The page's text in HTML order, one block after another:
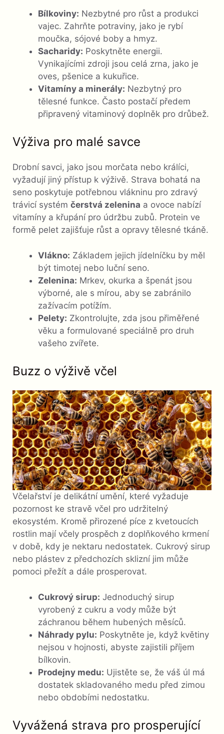
Bílkoviny: Nezbytné pro růst a produkci
vajec. Zahrňte potraviny, jako je rybí
moučka, sójové boby a hmyz.
Sacharidy: Poskytněte energii.
Vynikajícími zdroji jsou celá zrna, jako je
oves, pšenice a kukuřice.
Vitamíny a minerály: Nezbytný pro
tělesné funkce. Často postačí předem
připravený vitaminový doplněk pro drůbež.
Výživa pro malé savce
Drobní savci, jako jsou morčata nebo králíci,
vyžadují jiný přístup k výživě. Strava bohatá na
seno poskytuje potřebnou vlákninu pro zdravý
trávicí systém čerstvá zelenina a ovoce nabízí
vitamíny a křupání pro údržbu zubů. Protein ve
formě pelet zajišťuje růst a opravy tělesné tkáně.
Vlákno: Základem jejich jídelníčku by měl
být timotej nebo luční seno.
Zelenina: Mrkev, okurka a špenát jsou
výborné, ale s mírou, aby se zabránilo
zažívacím potížím.
Pelety: Zkontrolujte, zda jsou přiměřené
věku a formulované speciálně pro druh
vašeho zvířete.
Buzz o výživě včel
Včelařství je delikátní umění, které vyžaduje
pozornost ke stravě včel pro udržitelný
ekosystém. Kromě přirozené píce z kvetoucích
rostlin mají včely prospěch z doplňkového krmení
v době, kdy je nektaru nedostatek. Cukrový sirup
nebo plástev z předchozích sklizní jim může
pomoci přežít a dále prosperovat.
Cukrový sirup: Jednoduchý sirup
vyrobený z cukru a vody může být
záchranou během hubených měsíců.
Náhrady pylu: Poskytněte je, když květiny
nejsou v hojnosti, abyste zajistili příjem
bílkovin.
Prodejny medu: Ujistěte se, že váš úl má
dostatek skladovaného medu před zimou
nebo obdobími nedostatku.
Vyvážená strava pro prosperující